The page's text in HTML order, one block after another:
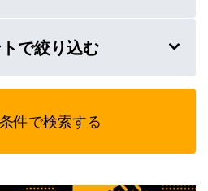
で絞り込む
件で検索する